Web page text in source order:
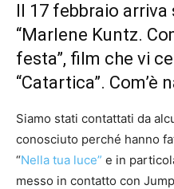
Il 17 febbraio
“Marlene Kuntz.
festa”, film che vi
“Catartica”.
Siamo stati contattati da
conosciuto perché hanno
“Nella tua luce” e in
messo in contatto con